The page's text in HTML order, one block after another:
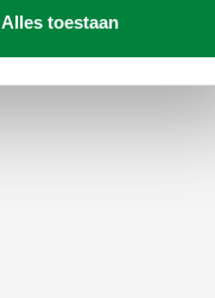
Alles toestaan